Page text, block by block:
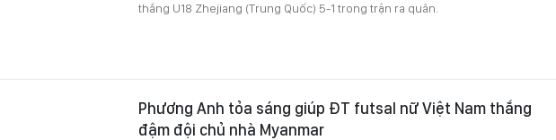
thắng U18 Zhejiang (Trung Quốc) 5-1 trong trận ra quân.
Phương Anh tỏa sáng giúp ĐT futsal nữ Việt Nam thắng
đậm đội chủ nhà Myanmar